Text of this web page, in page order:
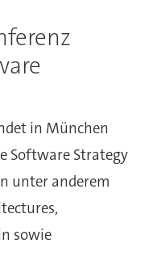
in München
Software Strategy
unter anderem
sowie